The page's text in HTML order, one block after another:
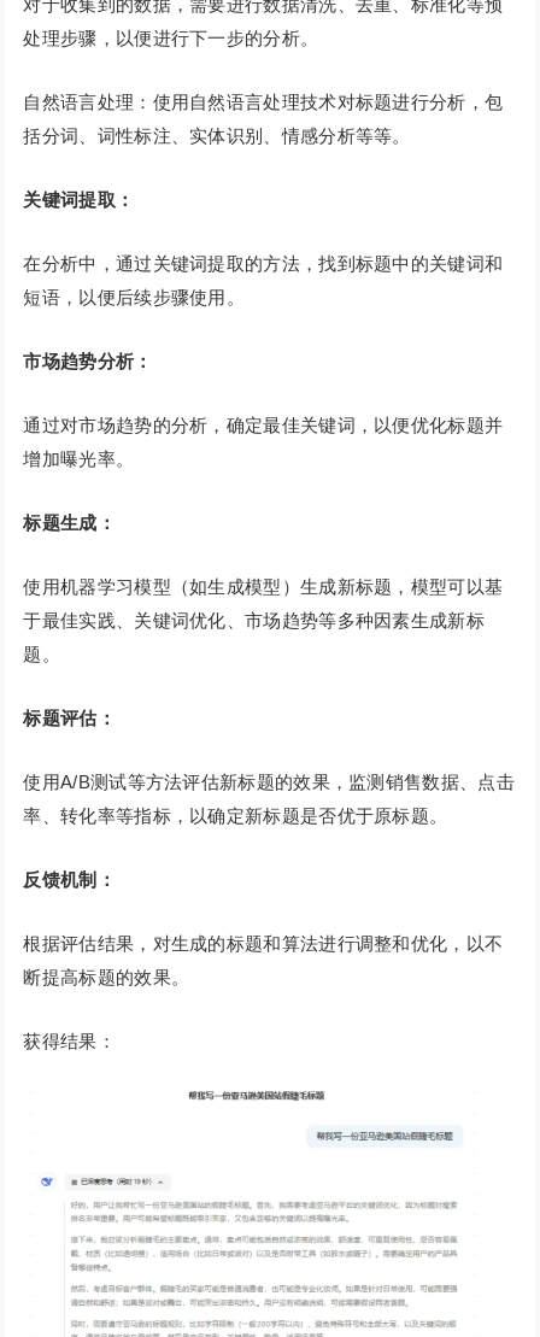
对于收集到的数据，需要进行数据清洗、去重、标准化等预
处理步骤，以便进行下一步的分析。
自然语言处理：使用自然语言处理技术对标题进行分析，包
括分词、词性标注、实体识别、情感分析等等。
关键词提取：
在分析中，通过关键词提取的方法，找到标题中的关键词和
短语，以便后续步骤使用。
市场趋势分析：
通过对市场趋势的分析，确定最佳关键词，以便优化标题并
增加曝光率。
标题生成：
使用机器学习模型（如生成模型）生成新标题，模型可以基
于最佳实践、关键词优化、市场趋势等多种因素生成新标
题。
标题评估：
使用A/B测试等方法评估新标题的效果，监测销售数据、点击
率、转化率等指标，以确定新标题是否优于原标题。
反馈机制：
根据评估结果，对生成的标题和算法进行调整和优化，以不
断提高标题的效果。
获得结果：